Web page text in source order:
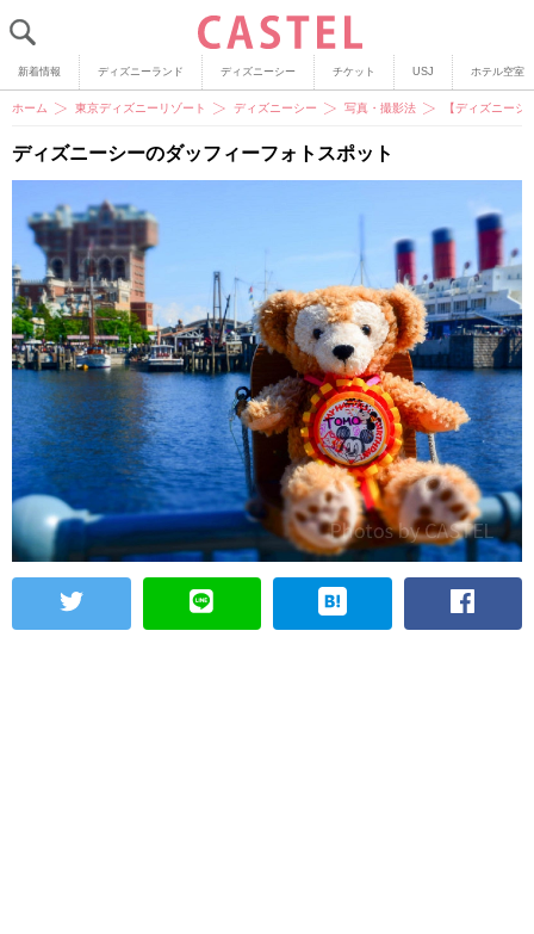
新着情報 ディズニーランド ディズニーシー チケット USJ ホテル空室
ホーム 東京ディズニーリゾート ディズニーシー 写真・撮影法 【ディズニー
ディズニーシーのダッフィーフォトスポット